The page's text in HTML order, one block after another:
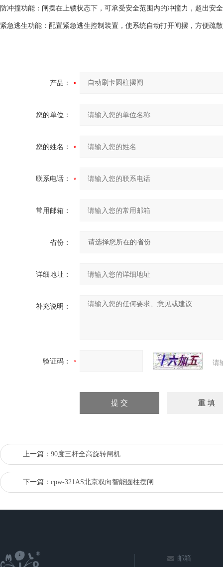
防冲撞功能：闸摆在上锁状态下，可承受安全范围内的冲撞力，超出安
紧急逃生功能：配置紧急逃生控制装置，使系统自动打开闸摆，方便疏
产品：
您的单位：
您的姓名：
联系电话：
常用邮箱：
省份：
详细地址：
补充说明：
验证码： 请
上一篇： 90度三杆全高旋转闸机
下一篇： cpw-321AS北京双向智能圆柱摆闸
邮箱